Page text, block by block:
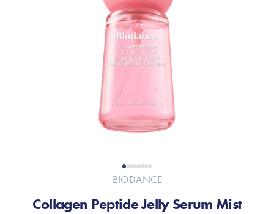
BIODANCE
Collagen Peptide Jelly Serum Mist